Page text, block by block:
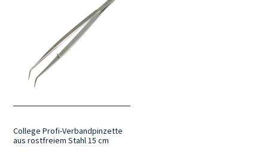
College Profi-Verbandpinzette
aus rostfreiem Stahl 15 cm